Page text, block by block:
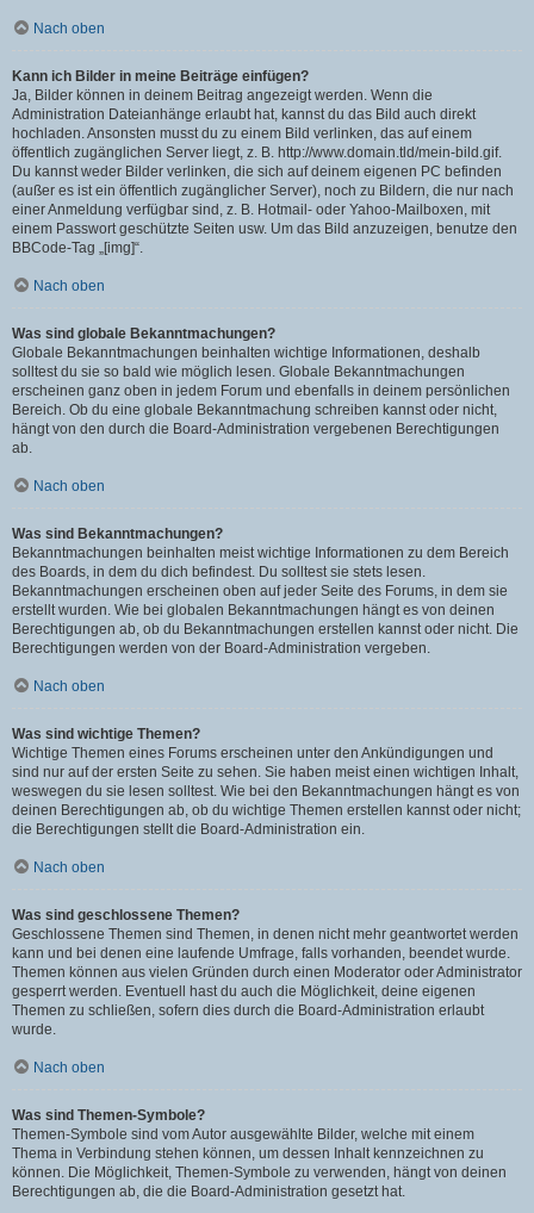
Nach oben
Kann ich Bilder in meine Beiträge einfügen?
Ja, Bilder können in deinem Beitrag angezeigt werden. Wenn die
Administration Dateianhänge erlaubt hat, kannst du das Bild auch direkt
hochladen. Ansonsten musst du zu einem Bild verlinken, das auf einem
öffentlich zugänglichen Server liegt, z. B. http://www.domain.tld/mein-bild.gif.
Du kannst weder Bilder verlinken, die sich auf deinem eigenen PC befinden
(außer es ist ein öffentlich zugänglicher Server), noch zu Bildern, die nur nach
einer Anmeldung verfügbar sind, z. B. Hotmail- oder Yahoo-Mailboxen, mit
einem Passwort geschützte Seiten usw. Um das Bild anzuzeigen, benutze den
BBCode-Tag „[img]“.
Nach oben
Was sind globale Bekanntmachungen?
Globale Bekanntmachungen beinhalten wichtige Informationen, deshalb
solltest du sie so bald wie möglich lesen. Globale Bekanntmachungen
erscheinen ganz oben in jedem Forum und ebenfalls in deinem persönlichen
Bereich. Ob du eine globale Bekanntmachung schreiben kannst oder nicht,
hängt von den durch die Board-Administration vergebenen Berechtigungen
ab.
Nach oben
Was sind Bekanntmachungen?
Bekanntmachungen beinhalten meist wichtige Informationen zu dem Bereich
des Boards, in dem du dich befindest. Du solltest sie stets lesen.
Bekanntmachungen erscheinen oben auf jeder Seite des Forums, in dem sie
erstellt wurden. Wie bei globalen Bekanntmachungen hängt es von deinen
Berechtigungen ab, ob du Bekanntmachungen erstellen kannst oder nicht. Die
Berechtigungen werden von der Board-Administration vergeben.
Nach oben
Was sind wichtige Themen?
Wichtige Themen eines Forums erscheinen unter den Ankündigungen und
sind nur auf der ersten Seite zu sehen. Sie haben meist einen wichtigen Inhalt,
weswegen du sie lesen solltest. Wie bei den Bekanntmachungen hängt es von
deinen Berechtigungen ab, ob du wichtige Themen erstellen kannst oder nicht;
die Berechtigungen stellt die Board-Administration ein.
Nach oben
Was sind geschlossene Themen?
Geschlossene Themen sind Themen, in denen nicht mehr geantwortet werden
kann und bei denen eine laufende Umfrage, falls vorhanden, beendet wurde.
Themen können aus vielen Gründen durch einen Moderator oder Administrator
gesperrt werden. Eventuell hast du auch die Möglichkeit, deine eigenen
Themen zu schließen, sofern dies durch die Board-Administration erlaubt
wurde.
Nach oben
Was sind Themen-Symbole?
Themen-Symbole sind vom Autor ausgewählte Bilder, welche mit einem
Thema in Verbindung stehen können, um dessen Inhalt kennzeichnen zu
können. Die Möglichkeit, Themen-Symbole zu verwenden, hängt von deinen
Berechtigungen ab, die die Board-Administration gesetzt hat.